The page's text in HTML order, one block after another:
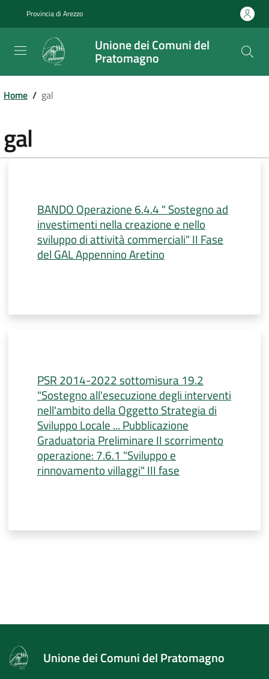
principale
Provincia di Arezzo
Unione dei Comuni del
Pratomagno
Home / gal
gal
BANDO Operazione 6.4.4 " Sostegno ad
investimenti nella creazione e nello
sviluppo di attività commerciali" II Fase
del GAL Appennino Aretino
PSR 2014-2022 sottomisura 19.2
"Sostegno all'esecuzione degli interventi
nell'ambito della Oggetto Strategia di
Sviluppo Locale ... Pubblicazione
Graduatoria Preliminare II scorrimento
operazione: 7.6.1 "Sviluppo e
rinnovamento villaggi" III fase
Unione dei Comuni del Pratomagno